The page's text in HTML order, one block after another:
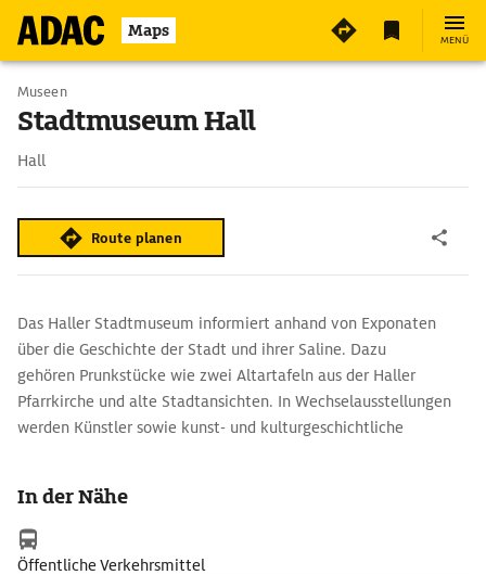
Maps MENÜ
Museen
Stadtmuseum Hall
Hall
Route planen
Das Haller Stadtmuseum informiert anhand von Exponaten
über die Geschichte der Stadt und ihrer Saline. Dazu
gehören Prunkstücke wie zwei Altartafeln aus der Haller
Pfarrkirche und alte Stadtansichten. In Wechselausstellungen
werden Künstler sowie kunst- und kulturgeschichtliche
In der Nähe
Öffentliche Verkehrsmittel